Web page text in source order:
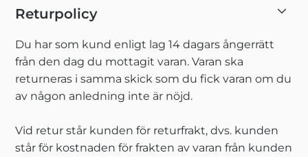
Returpolicy
Du har som kund enligt lag 14 dagars ångerrätt
från den dag du mottagit varan. Varan ska
returneras i samma skick som du fick varan om du
av någon anledning inte är nöjd.
Vid retur står kunden för returfrakt, dvs. kunden
står för kostnaden för frakten av varan från kunden